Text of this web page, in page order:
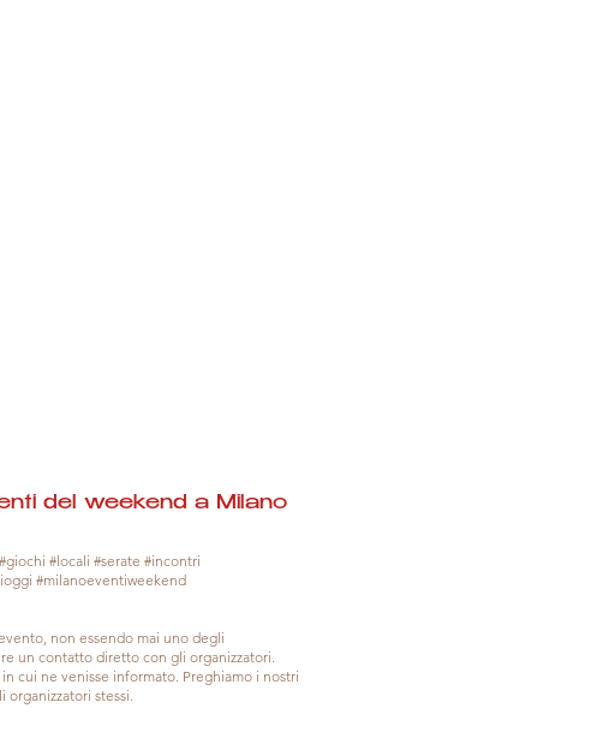
del weekend a Milano
#locali #serate #incontri
#milanoeventiweekend
non essendo mai uno degli
un contatto diretto con gli organizzatori.
cui ne venisse informato. Preghiamo i nostri
stessi.